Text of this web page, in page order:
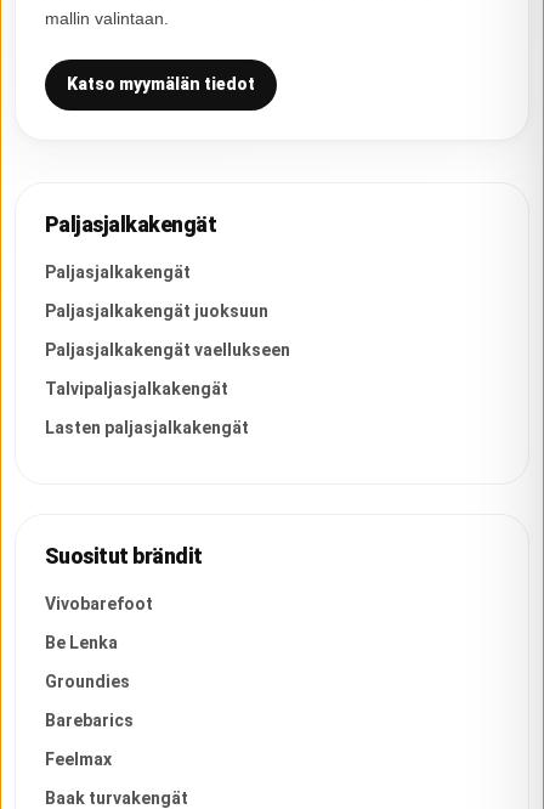
mallin valintaan.
Katso myymälän tiedot
Paljasjalkakengät
Paljasjalkakengät
Paljasjalkakengät juoksuun
Paljasjalkakengät vaellukseen
Talvipaljasjalkakengät
Lasten paljasjalkakengät
Suositut brändit
Vivobarefoot
Be Lenka
Groundies
Barebarics
Feelmax
Baak turvakengät